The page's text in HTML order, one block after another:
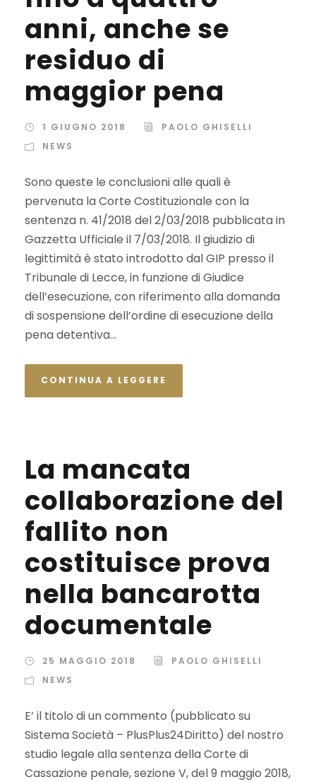
anni, anche se
residuo di
maggior pena
1 GIUGNO 2018
PAOLO GHISELLI
NEWS
Sono queste le conclusioni alle quali è
pervenuta la Corte Costituzionale con la
sentenza n. 41/2018 del 2/03/2018 pubblicata in
Gazzetta Ufficiale il 7/03/2018. Il giudizio di
legittimità è stato introdotto dal GIP presso il
Tribunale di Lecce, in funzione di Giudice
dell’esecuzione, con riferimento alla domanda
di sospensione dell’ordine di esecuzione della
pena detentiva...
CONTINUA A LEGGERE
La mancata
collaborazione del
fallito non
costituisce prova
nella bancarotta
documentale
25 MAGGIO 2018
PAOLO GHISELLI
NEWS
E’ il titolo di un commento (pubblicato su
Sistema Società – PlusPlus24Diritto) del nostro
studio legale alla sentenza della Corte di
Cassazione penale, sezione V, del 9 maggio 2018,